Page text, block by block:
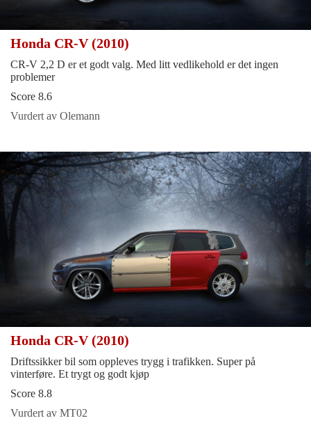
Honda CR-V (2010)
CR-V 2,2 D er et godt valg. Med litt vedlikehold er det ingen
problemer
Score 8.6
Vurdert av Olemann
Honda CR-V (2010)
Driftssikker bil som oppleves trygg i trafikken. Super på
vinterføre. Et trygt og godt kjøp
Score 8.8
Vurdert av MT02